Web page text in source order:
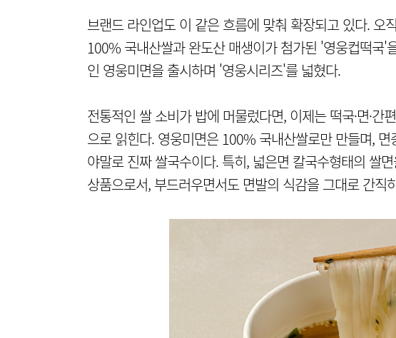
브랜드 라인업도 이 같은 흐름에 맞춰 확장되고 있다. 오
100% 국내산쌀과 완도산 매생이가 첨가된 '영웅컵떡국'
인 영웅미면을 출시하며 '영웅시리즈'를 넓혔다.
전통적인 쌀 소비가 밥에 머물렀다면, 이제는 떡국·면·
으로 읽힌다. 영웅미면은 100% 국내산쌀로만 만들며,
야말로 진짜 쌀국수이다. 특히, 넓은면 칼국수형태의 쌀
상품으로서, 부드러우면서도 면발의 식감을 그대로 간직